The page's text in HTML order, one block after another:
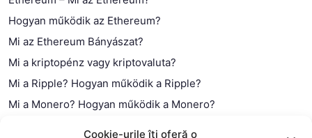
Cookie-urile îți oferă o
Hogyan működik az Ethereum?
Mi az Ethereum Bányászat?
Mi a kriptopénz vagy kriptovaluta?
Mi a Ripple? Hogyan működik a Ripple?
Mi a Monero? Hogyan működik a Monero?